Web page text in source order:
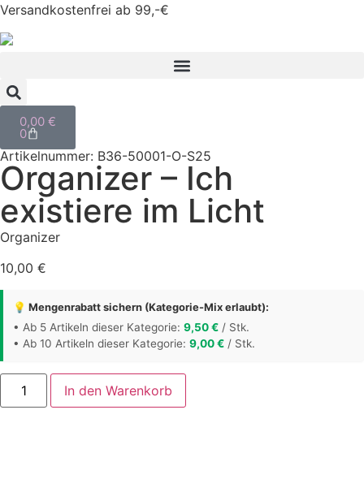
Versandkostenfrei ab 99,-€
0,00 €
0
Artikelnummer: B36-50001-O-S25
Organizer – Ich
existiere im Licht
Organizer
10,00 €
💡 Mengenrabatt sichern (Kategorie-Mix erlaubt):
• Ab 5 Artikeln dieser Kategorie: 9,50€ / Stk.
• Ab 10 Artikeln dieser Kategorie: 9,00€ / Stk.
In den Warenkorb